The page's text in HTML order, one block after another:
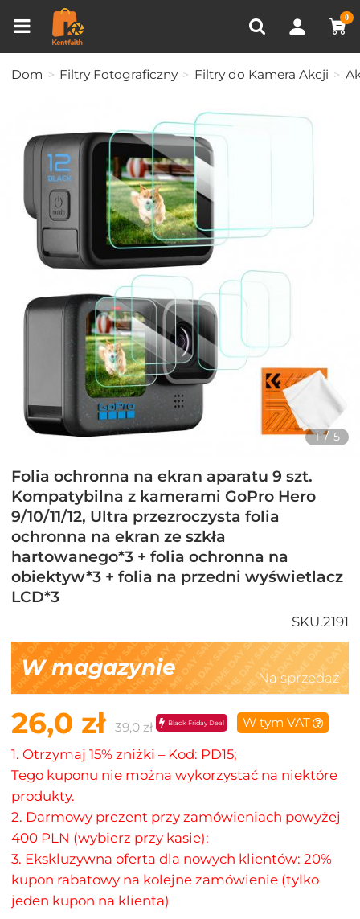
0
OSTATNIO OGLĄDANE
Porównanie produktów (0)
Dom Filtry Fotograficzny Filtry do Kamera Akcji
1 / 5
Folia ochronna na ekran aparatu 9 szt.
Kompatybilna z kamerami GoPro Hero
9/10/11/12, Ultra przezroczysta folia
ochronna na ekran ze szkła
hartowanego*3 + folia ochronna na
obiektyw*3 + folia na przedni wyświetlacz
LCD*3
SKU.2191
W magazynie Na sprzedaż
26,0 zł 39,0 zł Black Friday Deal W tym VAT
1. Otrzymaj 15% zniżki – Kod: PD15;
Tego kuponu nie można wykorzystać na niektóre
produkty.
2. Darmowy prezent przy zamówieniach powyżej
400 PLN (wybierz przy kasie);
3. Ekskluzywna oferta dla nowych klientów: 20%
kupon rabatowy na kolejne zamówienie (tylko
jeden kupon na klienta)